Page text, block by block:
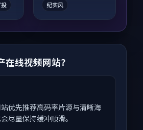
纪实风
线视频网站？
优先推荐高码率片源与清晰海
尽量保持缓冲顺滑。